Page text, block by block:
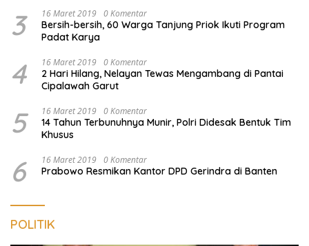
3 16 Maret 2019 0 Komentar
Bersih-bersih, 60 Warga Tanjung Priok Ikuti Program
Padat Karya
4 16 Maret 2019 0 Komentar
2 Hari Hilang, Nelayan Tewas Mengambang di Pantai
Cipalawah Garut
5 16 Maret 2019 0 Komentar
14 Tahun Terbunuhnya Munir, Polri Didesak Bentuk Tim
Khusus
6 16 Maret 2019 0 Komentar
Prabowo Resmikan Kantor DPD Gerindra di Banten
POLITIK